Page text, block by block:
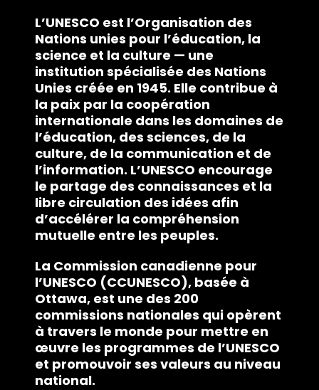
L’UNESCO est l’Organisation des
Nations unies pour l’éducation, la
science et la culture — une
institution spécialisée des Nations
Unies créée en 1945. Elle contribue à
la paix par la coopération
internationale dans les domaines de
l’éducation, des sciences, de la
culture, de la communication et de
l’information. L’UNESCO encourage
le partage des connaissances et la
libre circulation des idées afin
d’accélérer la compréhension
mutuelle entre les peuples.
La Commission canadienne pour
l’UNESCO (CCUNESCO), basée à
Ottawa, est une des 200
commissions nationales qui opèrent
à travers le monde pour mettre en
œuvre les programmes de l’UNESCO
et promouvoir ses valeurs au niveau
national.